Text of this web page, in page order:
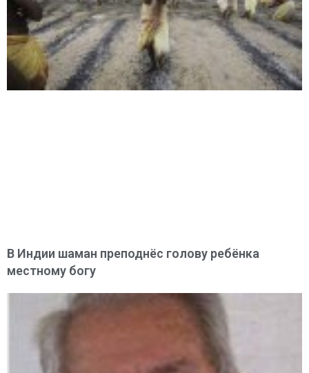
В Индии шаман преподнёс голову ребёнка
местному богу